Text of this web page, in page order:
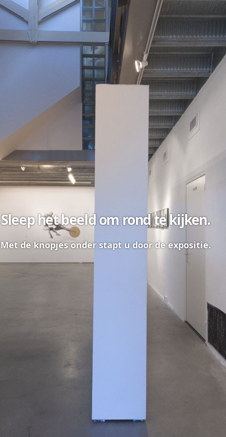
Overslaan
en naar
de inhoud
gaan
Sleep het beeld om rond te kijken.
Met de knopjes onder stapt u door de expositie.